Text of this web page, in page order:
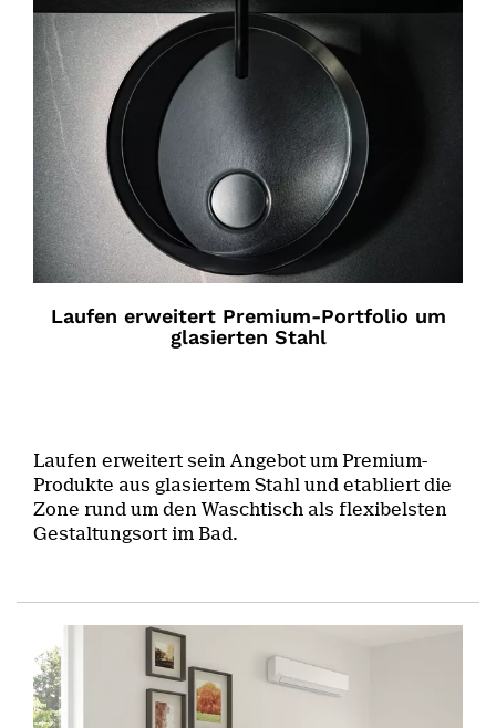
Laufen erweitert Premium-Portfolio um
glasierten Stahl
Laufen erweitert sein Angebot um Premium-
Produkte aus glasiertem Stahl und etabliert die
Zone rund um den Waschtisch als flexibelsten
Gestaltungsort im Bad.